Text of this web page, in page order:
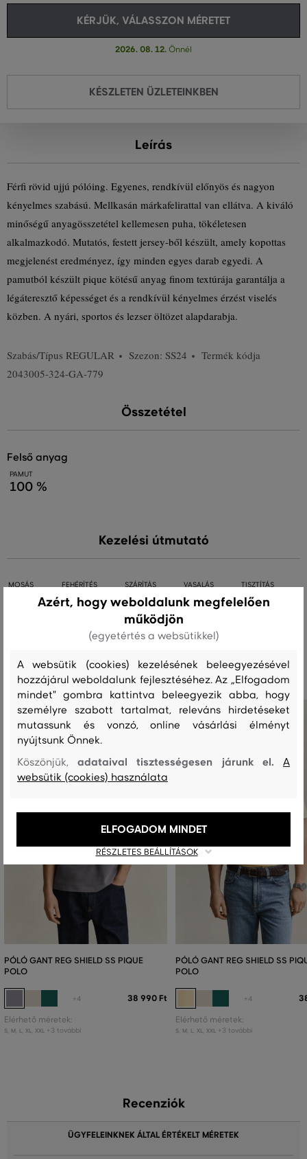
KÉRJÜK, VÁLASSZON MÉRETET
2026. 08. 12. Önnél
KÉSZLETEN ÜZLETEINKBEN
Leírás
Férfi rövid ujjú pólóing. Egyenes, rendkívül előnyös és nagyon
kényelmes szabású. Mellkasán márkafelirattal van ellátva. A kiváló
minőségű anyagösszetétel kellemesen puha, tökéletesen
alkalmazkodó. Mutatós, festett jersey-ből készült, amely kopottas
megjelenést eredményez, így minden egyes darab egyedi. A
pamutból készült pique kötésű anyag finom textúrája garantálja a
légáteresztő képességet és a rendkívül kényelmes érzést viselés
közben. A nyári, sportos és lezser öltözet alapdarabja.
Szabás/Típus REGULAR Szezon: SS24
Termék kódja
2043005-324-GA-779
Összetétel
felső anyag
PAMUT
100 %
Kezelési útmutató
MOSÁS FEHÉRÍTÉS SZÁRÍTÁS VASALÁS TISZTÍTÁS
PÓLÓ GANT REG SHIELD SS PIQUE
POLO
+4 38 990 Ft
Elérhető méretek:
S M L XL XXL +3 további
PÓLÓ GANT REG SHIELD SS
POLO
+4
Elérhető méretek:
S M L XL XXL +3 további
Recenziók
ÜGYFELEINKNEK ÁLTAL ÉRTÉKELT MÉRETEK
Azért, hogy weboldalunk megfelelően
működjön
(egyetértés a websütikkel)
A websütik (cookies) kezelésének beleegyezésével
hozzájárul weboldalunk fejlesztéséhez. Az „Elfogadom
mindet" gombra kattintva beleegyezik abba, hogy
személyre szabott tartalmat, releváns hirdetéseket
mutassunk és vonzó, online vásárlási élményt
nyújtsunk Önnek.
Köszönjük,adataival tisztességesen járunk el.A
websütik (cookies) használata
RÉSZLETES BEÁLLÍTÁSOK
ELFOGADOM MINDET